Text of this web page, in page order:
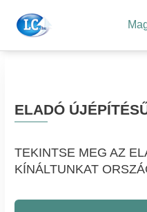
ELADÓ
TEKINTSE MEG AZ
KÍNÁLTUNKAT